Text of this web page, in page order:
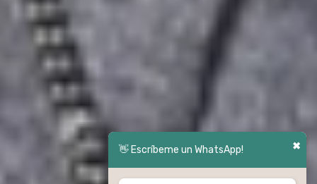
👋 Escríbeme un WhatsApp! ✖